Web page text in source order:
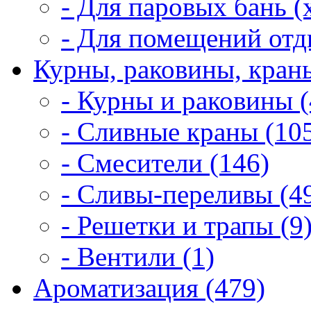
- Для паровых бань
- Для помещений
Курны, раковины,
- Курны и раковины
- Сливные краны
- Смесители (146)
- Сливы-переливы
- Решетки и трапы
- Вентили (1)
Ароматизация (479)